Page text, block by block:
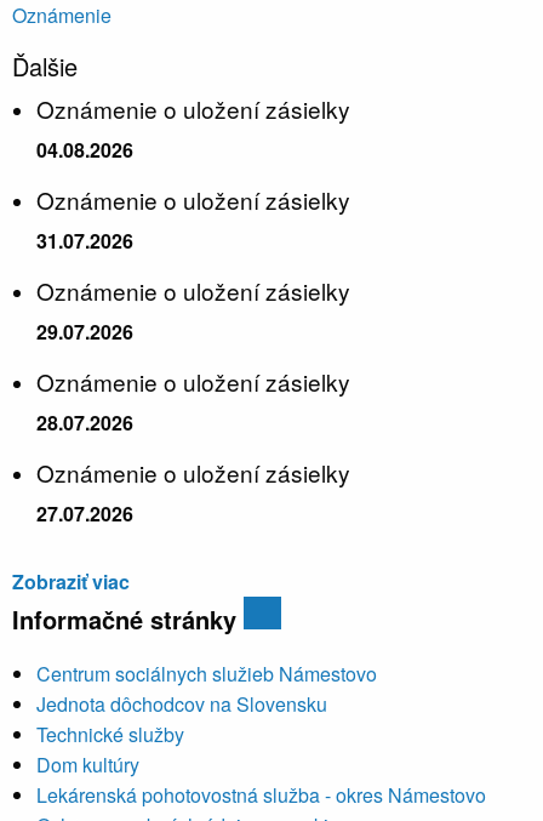
Oznámenie
Ďalšie
Oznámenie o uložení zásielky
04.08.2026
Oznámenie o uložení zásielky
31.07.2026
Oznámenie o uložení zásielky
29.07.2026
Oznámenie o uložení zásielky
28.07.2026
Oznámenie o uložení zásielky
27.07.2026
Zobraziť viac
Informačné stránky
Centrum sociálnych služieb Námestovo
Jednota dôchodcov na Slovensku
Technické služby
Dom kultúry
Lekárenská pohotovostná služba - okres Námestovo